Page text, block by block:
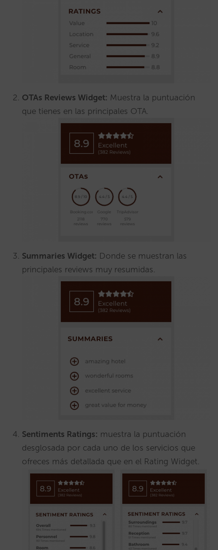
OTAs Reviews Widget: Muestra la puntuación
que tienes en las principales OTA.
Summaries Widget: Donde se muestran las
principales reviews muy resumidas.
Sentiments Ratings: muestra la puntuación
desglosada por cada uno de los servicios que
ofreces más detallada que en el Rating Widget.